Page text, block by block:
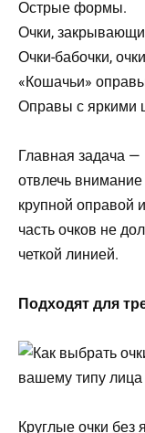
Острые формы.
Очки,
Очки-бабочки,
«Кошачьи»
Оправы с яркими
Главная задача
отвлечь
крупной оправой
часть очков не
четкой линией.
Подходят для
Круглые очки без